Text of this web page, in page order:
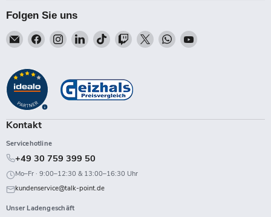
Folgen Sie uns
Email
Talk-
Finden
Sie
auf
Facebook
Finden
Sie
auf
Instagram
Finden
Sie
auf
LinkedIn
Finden
Sie
auf
TikTok
Finden
Sie
Twitch
Finden
Sie
Finden
Sie
Finden
Kontakt
Servicehotline
+49 30 759 399 50
Mo–Fr · 9:00–12:30 & 13:00–16:30 Uhr
kundenservice@talk-point.de
Unser Ladengeschäft